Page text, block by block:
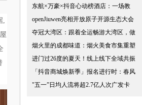
,
东航×万豪×抖音心动榜酒店：一场教
openJiuwen亮相开放原子开源生态大会
夺冠大湾区：跟着全运畅游大湾区，做
烟火里的成都味道：烟火美食市集重塑
进门过26度的夏天！线上线下全域共振
「抖音商城焕新季」报名进行时：春风
"五一”日均人流将超2.7亿人次广发卡